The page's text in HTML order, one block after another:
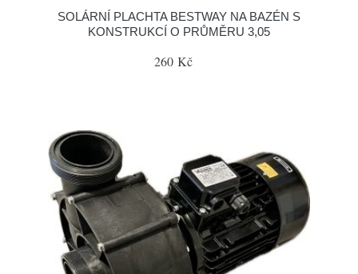
SOLÁRNÍ PLACHTA BESTWAY NA BAZÉN S
KONSTRUKCÍ O PRŮMĚRU 3,05
260 Kč